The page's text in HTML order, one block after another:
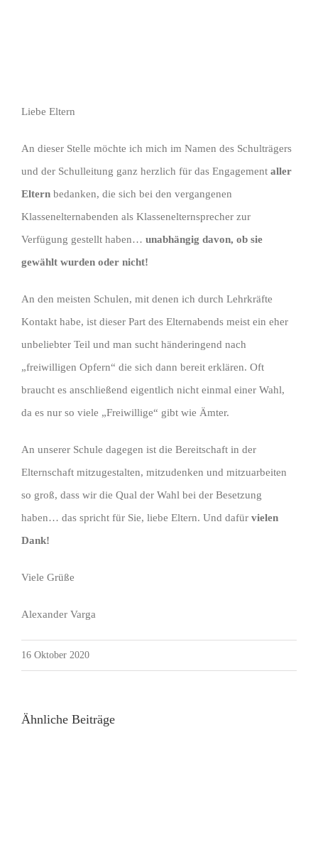
Liebe Eltern
An dieser Stelle möchte ich mich im Namen des Schulträgers
und der Schulleitung ganz herzlich für das Engagement aller
Eltern bedanken, die sich bei den vergangenen
Klassenelternabenden als Klassenelternsprecher zur
Verfügung gestellt haben… unabhängig davon, ob sie
gewählt wurden oder nicht!
An den meisten Schulen, mit denen ich durch Lehrkräfte
Kontakt habe, ist dieser Part des Elternabends meist ein eher
unbeliebter Teil und man sucht händeringend nach
„freiwilligen Opfern“ die sich dann bereit erklären. Oft
braucht es anschließend eigentlich nicht einmal einer Wahl,
da es nur so viele „Freiwillige“ gibt wie Ämter.
An unserer Schule dagegen ist die Bereitschaft in der
Elternschaft mitzugestalten, mitzudenken und mitzuarbeiten
so groß, dass wir die Qual der Wahl bei der Besetzung
haben… das spricht für Sie, liebe Eltern. Und dafür vielen
Dank!
Viele Grüße
Alexander Varga
16 Oktober 2020
Ähnliche Beiträge